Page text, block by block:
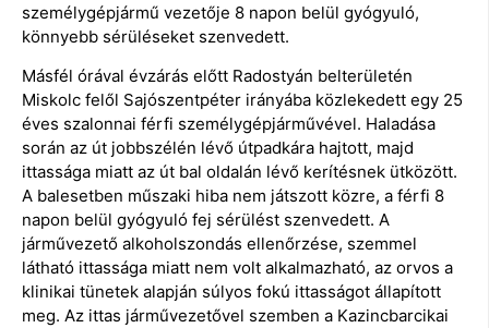
személygépjármű vezetője 8 napon belül gyógyuló,
könnyebb sérüléseket szenvedett.
Másfél órával évzárás előtt Radostyán belterületén
Miskolc felől Sajószentpéter irányába közlekedett egy 25
éves szalonnai férfi személygépjárművével. Haladása
során az út jobbszélén lévő útpadkára hajtott, majd
ittassága miatt az út bal oldalán lévő kerítésnek ütközött.
A balesetben műszaki hiba nem játszott közre, a férfi 8
napon belül gyógyuló fej sérülést szenvedett. A
járművezető alkoholszondás ellenőrzése, szemmel
látható ittassága miatt nem volt alkalmazható, az orvos a
klinikai tünetek alapján súlyos fokú ittasságot állapított
meg. Az ittas járművezetővel szemben a Kazincbarcikai